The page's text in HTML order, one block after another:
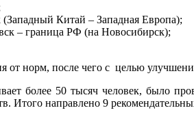
Китай – Западная Европа);
– граница РФ (на Новосибирск);
от норм, после чего с целью
более 50 тысяч человек, было
Итого направлено 9